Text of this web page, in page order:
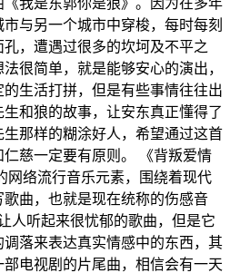
与另一个城市中穿梭，每时每刻
，遭遇过很多的坎坷及不平之
很简单，就是能够安心的演出，
生活打拼，但是有些事情往往出
和狼的故事，让安东真正懂得了
那样的糊涂好人，希望通过这首
慈一定要有原则。 《背叛爱情
网络流行音乐元素，围绕着现代
曲，也就是现在统称的伤感音
人听起来很忧郁的歌曲，但是它
落来表达真实情感中的东西，其
电视剧的片尾曲，相信会有一天